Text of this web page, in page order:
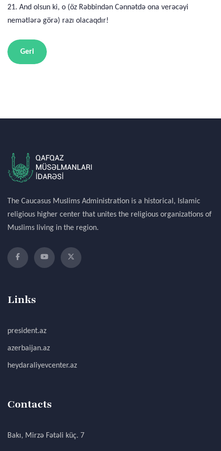
21. And olsun ki, o (öz Rəbbindən Cənnətdə ona verəcəyi
nemətlərə görə) razı olacaqdır!
Geri
The Caucasus Muslims Administration is a historical, Islamic
religious higher center that unites the religious organizations of
Muslims living in the region.
Links
president.az
azerbaijan.az
heydaraliyevcenter.az
Contacts
Bakı, Mirzə Fətəli küç. 7